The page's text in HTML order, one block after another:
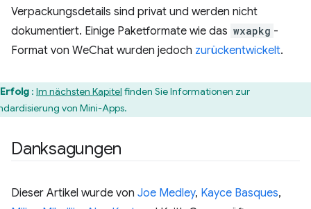
Verpackungsdetails sind privat und werden nicht
dokumentiert. Einige Paketformate wie das wxapkg -
Format von WeChat wurden jedoch zurückentwickelt.
Erfolg : Im nächsten Kapitel finden Sie Informationen zur
von Mini-Apps.
Danksagungen
Dieser Artikel wurde von Joe Medley, Kayce Basques,